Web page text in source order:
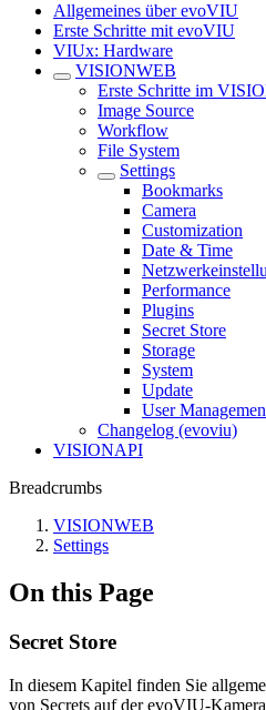
Allgemeines über evoVIU
Erste Schritte mit evoVIU
VIUx: Hardware
VISIONWEB
Erste Schritte im
Image Source
Workflow
File System
Settings
Bookmarks
Camera
Customization
Date & Time
Performance
Plugins
Secret Store
Storage
System
Update
User
Changelog (evoviu)
VISIONAPI
Breadcrumbs
VISIONWEB
Settings
On this Page
Secret Store
In diesem Kapitel finden Sie
von Secrets auf der evoVIU-